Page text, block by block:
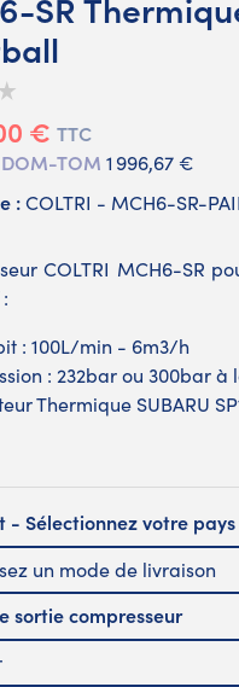
€ TTC
TOM 1 996,67 €
:COLTRI - MCH6-SR-
COLTRI MCH6-SR
: 100L/min - 6m3/h
: 232bar ou 300bar
Thermique SUBARU
- Sélectionnez votre pays
un mode de livraison
sortie compresseur